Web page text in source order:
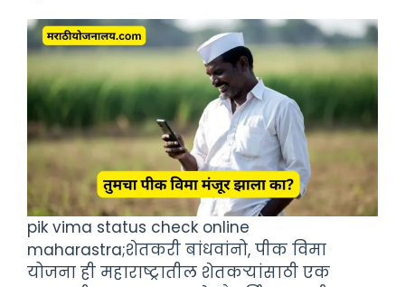
pik vima status check online
maharastra;शेतकरी बांधवांनो, पीक विमा
योजना ही महाराष्ट्रातील शेतकऱ्यांसाठी एक